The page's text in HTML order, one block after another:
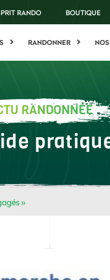
RANDO BOUTIQUE
RANDONNER
RANDONNÉE
»